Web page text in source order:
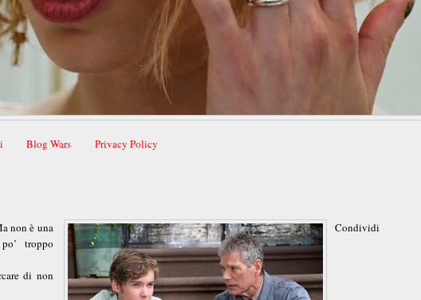
Blog Wars Privacy Policy
Condividi
non è una
troppo
di non